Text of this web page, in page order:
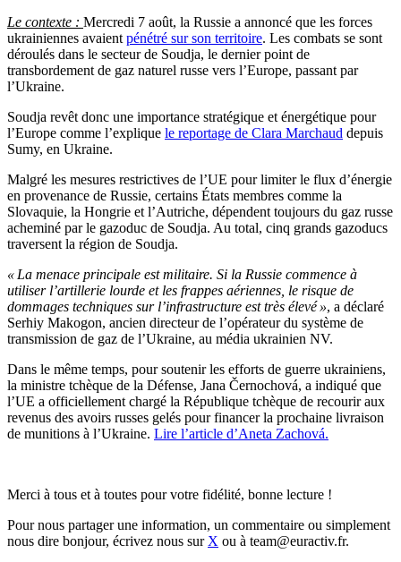
Le contexte : Mercredi 7 août, la Russie a annoncé que les forces
ukrainiennes avaient pénétré sur son territoire. Les combats se sont
déroulés dans le secteur de Soudja, le dernier point de
transbordement de gaz naturel russe vers l’Europe, passant par
l’Ukraine.
Soudja revêt donc une importance stratégique et énergétique pour
l’Europe comme l’explique le reportage de Clara Marchaud depuis
Sumy, en Ukraine.
Malgré les mesures restrictives de l’UE pour limiter le flux d’énergie
en provenance de Russie, certains États membres comme la
Slovaquie, la Hongrie et l’Autriche, dépendent toujours du gaz russe
acheminé par le gazoduc de Soudja. Au total, cinq grands gazoducs
traversent la région de Soudja.
« La menace principale est militaire. Si la Russie commence à
utiliser l’artillerie lourde et les frappes aériennes, le risque de
dommages techniques sur l’infrastructure est très élevé », a déclaré
Serhiy Makogon, ancien directeur de l’opérateur du système de
transmission de gaz de l’Ukraine, au média ukrainien NV.
Dans le même temps, pour soutenir les efforts de guerre ukrainiens,
la ministre tchèque de la Défense, Jana Černochová, a indiqué que
l’UE a officiellement chargé la République tchèque de recourir aux
revenus des avoirs russes gelés pour financer la prochaine livraison
de munitions à l’Ukraine. Lire l’article d’Aneta Zachová.
Merci à tous et à toutes pour votre fidélité, bonne lecture !
Pour nous partager une information, un commentaire ou simplement
nous dire bonjour, écrivez nous sur X ou à team@euractiv.fr.